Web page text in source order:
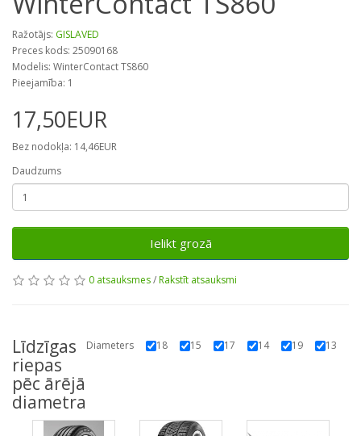
Ražotājs: GISLAVED
Preces kods: 25090168
Modelis: WinterContact TS860
Pieejamība: 1
17,50EUR
Bez nodokļa: 14,46EUR
Daudzums
Ielikt grozā
0 atsauksmes/Rakstīt atsauksmi
Līdzīgas
riepas
pēc ārējā
diametra
Diameters 18 15 17 14 19 13